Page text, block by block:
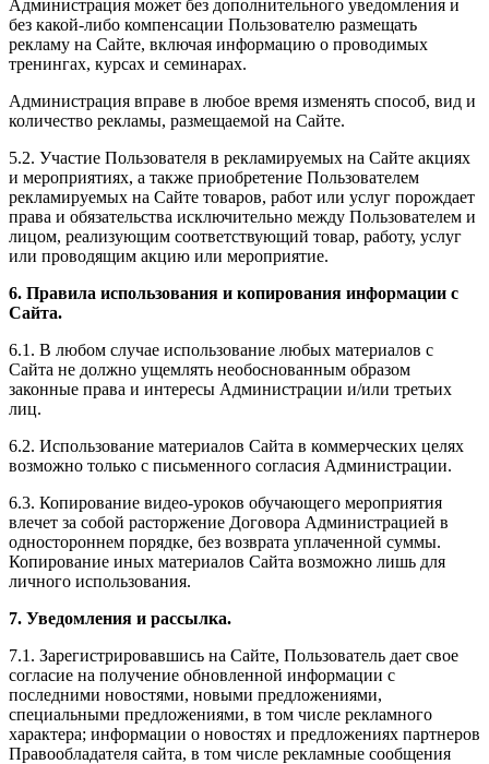
Администрация может без дополнительного уведомления и
без какой-либо компенсации Пользователю размещать
рекламу на Сайте, включая информацию о проводимых
тренингах, курсах и семинарах.
Администрация вправе в любое время изменять способ, вид и
количество рекламы, размещаемой на Сайте.
5.2. Участие Пользователя в рекламируемых на Сайте акциях
и мероприятиях, а также приобретение Пользователем
рекламируемых на Сайте товаров, работ или услуг порождает
права и обязательства исключительно между Пользователем и
лицом, реализующим соответствующий товар, работу, услуг
или проводящим акцию или мероприятие.
6. Правила использования и копирования информации с
Сайта.
6.1. В любом случае использование любых материалов с
Сайта не должно ущемлять необоснованным образом
законные права и интересы Администрации и/или третьих
лиц.
6.2. Использование материалов Сайта в коммерческих целях
возможно только с письменного согласия Администрации.
6.3. Копирование видео-уроков обучающего мероприятия
влечет за собой расторжение Договора Администрацией в
одностороннем порядке, без возврата уплаченной суммы.
Копирование иных материалов Сайта возможно лишь для
личного использования.
7. Уведомления и рассылка.
7.1. Зарегистрировавшись на Сайте, Пользователь дает свое
согласие на получение обновленной информации с
последними новостями, новыми предложениями,
специальными предложениями, в том числе рекламного
характера; информации о новостях и предложениях партнеров
Правообладателя сайта, в том числе рекламные сообщения